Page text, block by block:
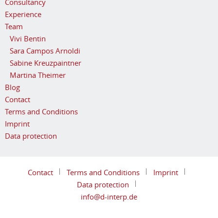
Consultancy
Experience
Team
Vivi Bentin
Sara Campos Arnoldi
Sabine Kreuzpaintner
Martina Theimer
Blog
Contact
Terms and Conditions
Imprint
Data protection
Contact Terms and Conditions
Imprint
Data protection
info@d-interp.de